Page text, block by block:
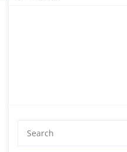
Зверніться в мовну школу